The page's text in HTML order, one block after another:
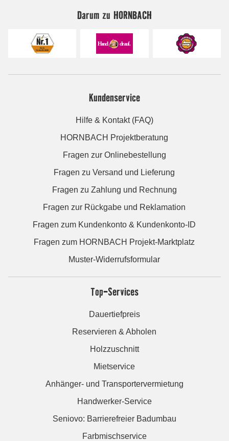
Darum zu HORNBACH
Kundenservice
Hilfe & Kontakt (FAQ)
HORNBACH Projektberatung
Fragen zur Onlinebestellung
Fragen zu Versand und Lieferung
Fragen zu Zahlung und Rechnung
Fragen zur Rückgabe und Reklamation
Fragen zum Kundenkonto & Kundenkonto-ID
Fragen zum HORNBACH Projekt-Marktplatz
Muster-Widerrufsformular
Top-Services
Dauertiefpreis
Reservieren & Abholen
Holzzuschnitt
Mietservice
Anhänger- und Transportervermietung
Handwerker-Service
Seniovo: Barrierefreier Badumbau
Farbmischservice